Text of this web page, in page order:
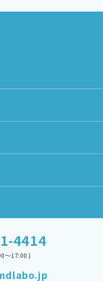
4414
～17:00 )